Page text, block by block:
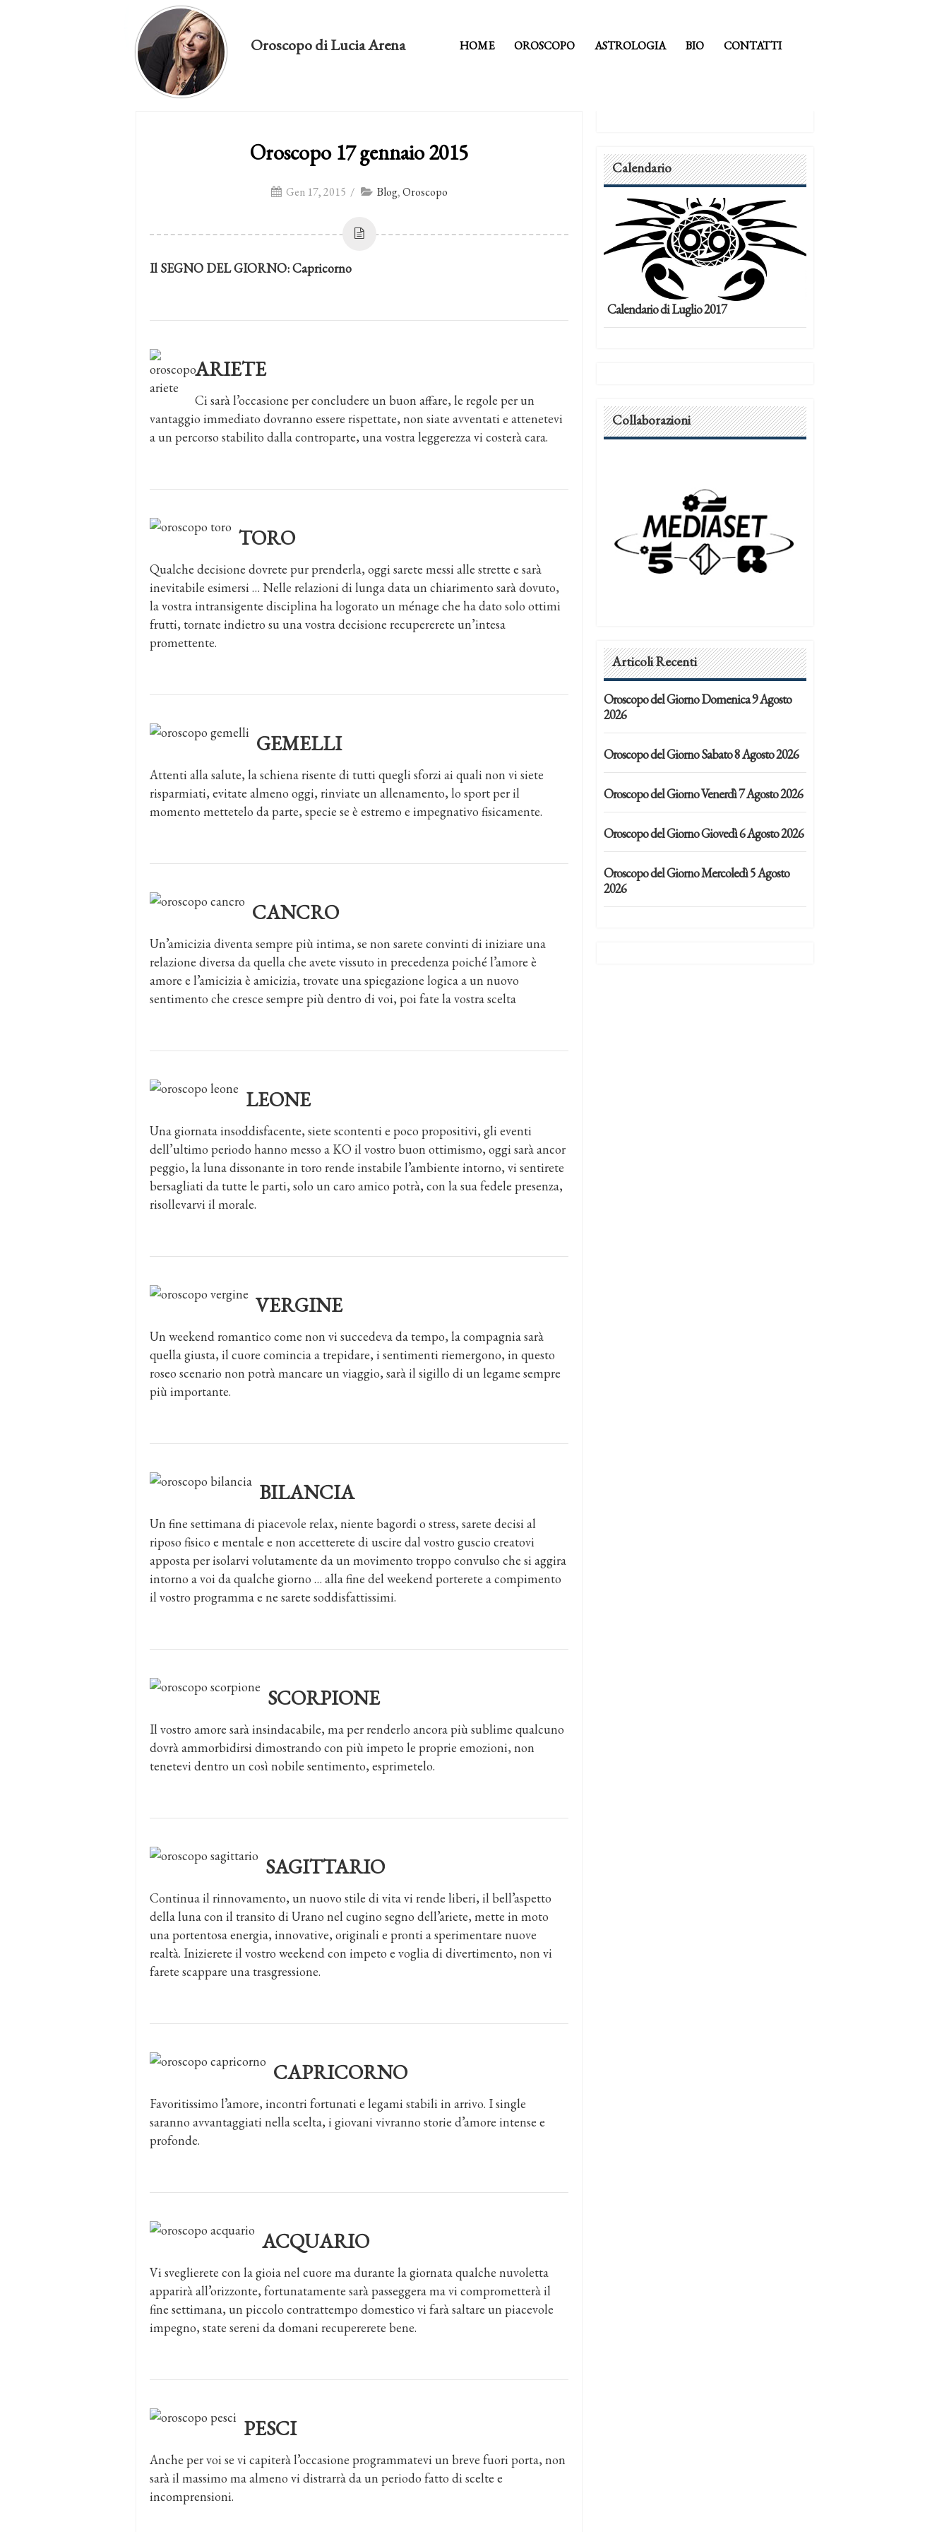
Oroscopo di Lucia Arena HOME OROSCOPO ASTROLOGIA BIO CONTATTI
Oroscopo 17 gennaio 2015
Gen 17, 2015 / Blog,Oroscopo
Il SEGNO DEL GIORNO: Capricorno
ARIETE
Ci sarà l’occasione per concludere un buon affare, le regole per un
vantaggio immediato dovranno essere rispettate, non siate avventati e attenetevi
a un percorso stabilito dalla controparte, una vostra leggerezza vi costerà cara.
TORO
Qualche decisione dovrete pur prenderla, oggi sarete messi alle strette e sarà
inevitabile esimersi … Nelle relazioni di lunga data un chiarimento sarà dovuto,
la vostra intransigente disciplina ha logorato un ménage che ha dato solo ottimi
frutti, tornate indietro su una vostra decisione recupererete un’intesa
promettente.
GEMELLI
Attenti alla salute, la schiena risente di tutti quegli sforzi ai quali non vi siete
risparmiati, evitate almeno oggi, rinviate un allenamento, lo sport per il
momento mettetelo da parte, specie se è estremo e impegnativo fisicamente.
CANCRO
Un’amicizia diventa sempre più intima, se non sarete convinti di iniziare una
relazione diversa da quella che avete vissuto in precedenza poiché l’amore è
amore e l’amicizia è amicizia, trovate una spiegazione logica a un nuovo
sentimento che cresce sempre più dentro di voi, poi fate la vostra scelta
LEONE
Una giornata insoddisfacente, siete scontenti e poco propositivi, gli eventi
dell’ultimo periodo hanno messo a KO il vostro buon ottimismo, oggi sarà ancor
peggio, la luna dissonante in toro rende instabile l’ambiente intorno, vi sentirete
bersagliati da tutte le parti, solo un caro amico potrà, con la sua fedele presenza,
risollevarvi il morale.
VERGINE
Un weekend romantico come non vi succedeva da tempo, la compagnia sarà
quella giusta, il cuore comincia a trepidare, i sentimenti riemergono, in questo
roseo scenario non potrà mancare un viaggio, sarà il sigillo di un legame sempre
più importante.
BILANCIA
Un fine settimana di piacevole relax, niente bagordi o stress, sarete decisi al
riposo fisico e mentale e non accetterete di uscire dal vostro guscio creatovi
apposta per isolarvi volutamente da un movimento troppo convulso che si aggira
intorno a voi da qualche giorno … alla fine del weekend porterete a compimento
il vostro programma e ne sarete soddisfattissimi.
SCORPIONE
Il vostro amore sarà insindacabile, ma per renderlo ancora più sublime qualcuno
dovrà ammorbidirsi dimostrando con più impeto le proprie emozioni, non
tenetevi dentro un così nobile sentimento, esprimetelo.
SAGITTARIO
Continua il rinnovamento, un nuovo stile di vita vi rende liberi, il bell’aspetto
della luna con il transito di Urano nel cugino segno dell’ariete, mette in moto
una portentosa energia, innovative, originali e pronti a sperimentare nuove
realtà. Inizierete il vostro weekend con impeto e voglia di divertimento, non vi
farete scappare una trasgressione.
CAPRICORNO
Favoritissimo l’amore, incontri fortunati e legami stabili in arrivo. I single
saranno avvantaggiati nella scelta, i giovani vivranno storie d’amore intense e
profonde.
ACQUARIO
Vi sveglierete con la gioia nel cuore ma durante la giornata qualche nuvoletta
apparirà all’orizzonte, fortunatamente sarà passeggera ma vi comprometterà il
fine settimana, un piccolo contrattempo domestico vi farà saltare un piacevole
impegno, state sereni da domani recupererete bene.
PESCI
Anche per voi se vi capiterà l’occasione programmatevi un breve fuori porta, non
sarà il massimo ma almeno vi distrarrà da un periodo fatto di scelte e
incomprensioni.
Calendario
Calendario di Luglio 2017
Collaborazioni
Articoli Recenti
Oroscopo del Giorno Domenica 9 Agosto
2026
Oroscopo del Giorno Sabato 8 Agosto 2026
Oroscopo del Giorno Venerdì 7 Agosto 2026
Oroscopo del Giorno Giovedì 6 Agosto 2026
Oroscopo del Giorno Mercoledì 5 Agosto
2026